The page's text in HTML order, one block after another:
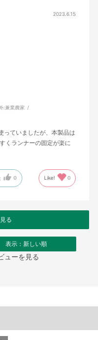
2023.6.15
:兼業農家
っていましたが、本製品は
くランナーの固定が楽に
0 Like! 0
る
表示：新しい順
ューを見る